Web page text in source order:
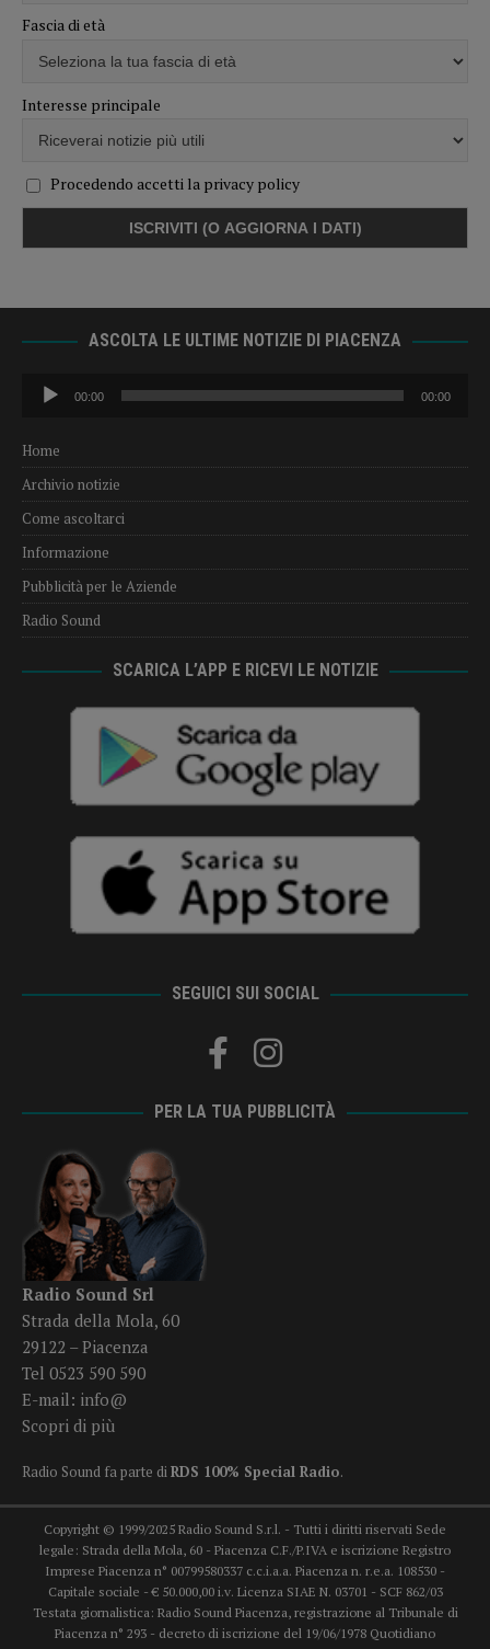
Fascia di età
Interesse principale
Procedendo accetti la privacy policy
ASCOLTA LE ULTIME NOTIZIE DI PIACENZA
Audio
Player
00:00 00:00
Home
Archivio notizie
Come ascoltarci
Informazione
Pubblicità per le Aziende
Radio Sound
SCARICA L’APP E RICEVI LE NOTIZIE
SEGUICI SUI SOCIAL
PER LA TUA PUBBLICITÀ
Radio Sound Srl
Strada della Mola, 60
29122 – Piacenza
Tel 0523 590 590
E-mail: info@
Scopri di più
Radio Sound fa parte diRDS 100% Special Radio.
Copyright © 1999/2025 Radio Sound S.r.l. - Tutti i diritti riservati Sede
legale: Strada della Mola, 60 - Piacenza C.F./P.IVA e iscrizione Registro
Imprese Piacenza n° 00799580337 c.c.i.a.a. Piacenza n. r.e.a. 108530 -
Capitale sociale - € 50.000,00 i.v. Licenza SIAE N. 03701 - SCF 862/03
Testata giornalistica: Radio Sound Piacenza, registrazione al Tribunale di
Piacenza n° 293 - decreto di iscrizione del 19/06/1978 Quotidiano